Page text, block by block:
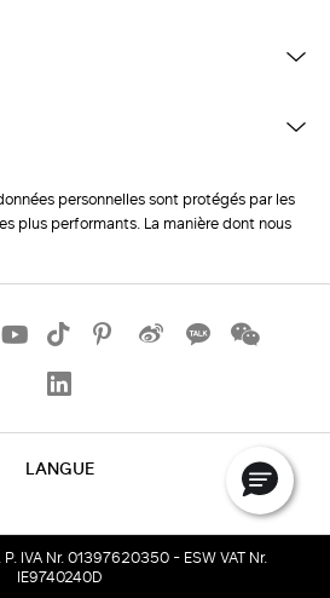
personnelles sont protégés par les
plus performants. La manière dont nous
LANGUE
IVA Nr. 01397620350 - ESW VAT Nr.
IE9740240D